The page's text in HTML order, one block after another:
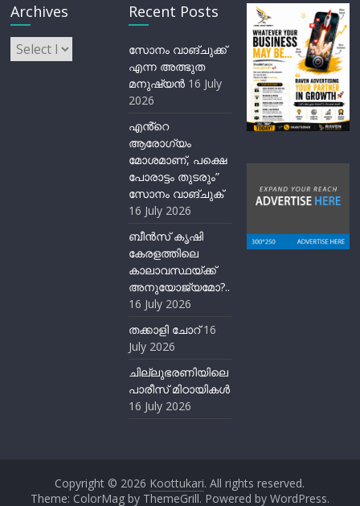
Archives
Archives
Recent Posts
സോനം വാങ്ചുക്ക്
എന്ന അത്ഭുത
മനുഷ്യന്‍ 16 July
2026
എൻ്റെ
ആരോഗ്യം
മോശമാണ്, പക്ഷെ
പോരാട്ടം തുടരും”
സോനം വാങ്ചുക്
16 July 2026
ബീന്‍സ് കൃഷി
കേരളത്തിലെ
കാലാവസ്ഥയ്ക്ക്
അനുയോജ്യമോ?..
16 July 2026
തക്കാളി ചോറ് 16
July 2026
ചില്ലുഭരണിയിലെ
പാരീസ് മിഠായികള്‍
16 July 2026
Copyright © 2026 Koottukari. All rights reserved.
Theme: ColorMagby ThemeGrill. Powered by WordPress.